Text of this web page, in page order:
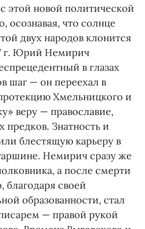
этой новой политической
осознавая, что солнце
двух народов клонится
г. Юрий Немирич
в глазах
шаг — он переехал в
Хмельницкого и
веру — православие,
предков. Знатность и
блестящую карьеру в
Немирич сразу же
а после смерти
благодаря своей
образованности, стал
— правой рукой